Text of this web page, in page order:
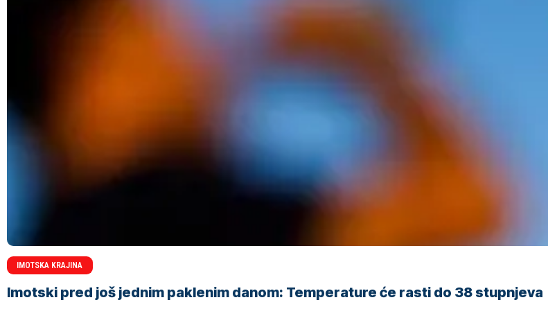
IMOTSKA KRAJINA
Imotski pred još jednim paklenim danom: Temperature će rasti do 38 stupnjeva